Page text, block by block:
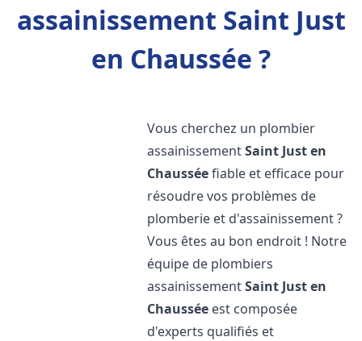
assainissement Saint Just
en Chaussée ?
Vous cherchez un plombier
assainissementSaint Just en
Chausséefiable et efficace pour
résoudre vos problèmes de
plomberie et d'assainissement ?
Vous êtes au bon endroit ! Notre
équipe de plombiers
assainissementSaint Just en
Chaussée est composée
d'experts qualifiés et